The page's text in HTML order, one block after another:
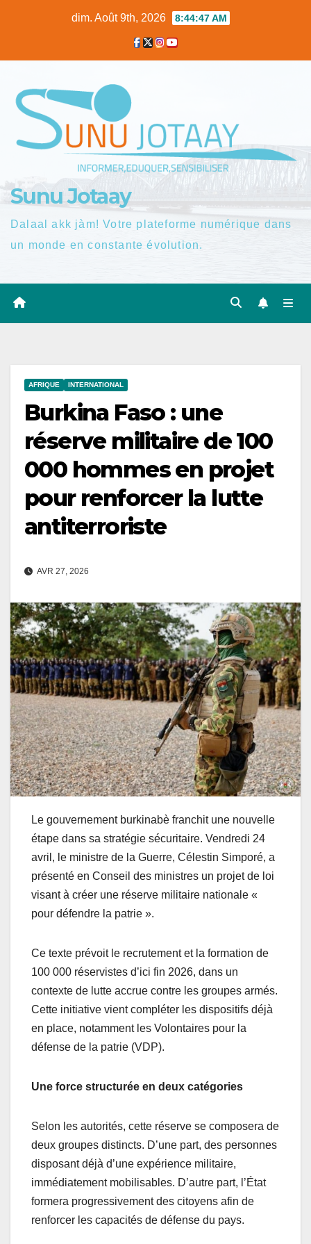
dim. Août 9th, 2026 8:44:48 AM
Sunu Jotaay
Dalaal akk jàm! Votre plateforme numérique dans
un monde en constante évolution.
AFRIQUE INTERNATIONAL
Burkina Faso : une
réserve militaire de 100
000 hommes en projet
pour renforcer la lutte
antiterroriste
AVR 27, 2026
Le gouvernement burkinabè franchit une nouvelle
étape dans sa stratégie sécuritaire. Vendredi 24
avril, le ministre de la Guerre, Célestin Simporé, a
présenté en Conseil des ministres un projet de loi
visant à créer une réserve militaire nationale «
pour défendre la patrie ».
Ce texte prévoit le recrutement et la formation de
100 000 réservistes d’ici fin 2026, dans un
contexte de lutte accrue contre les groupes armés.
Cette initiative vient compléter les dispositifs déjà
en place, notamment les Volontaires pour la
défense de la patrie (VDP).
Une force structurée en deux catégories
Selon les autorités, cette réserve se composera de
deux groupes distincts. D’une part, des personnes
disposant déjà d’une expérience militaire,
immédiatement mobilisables. D’autre part, l’État
formera progressivement des citoyens afin de
renforcer les capacités de défense du pays.